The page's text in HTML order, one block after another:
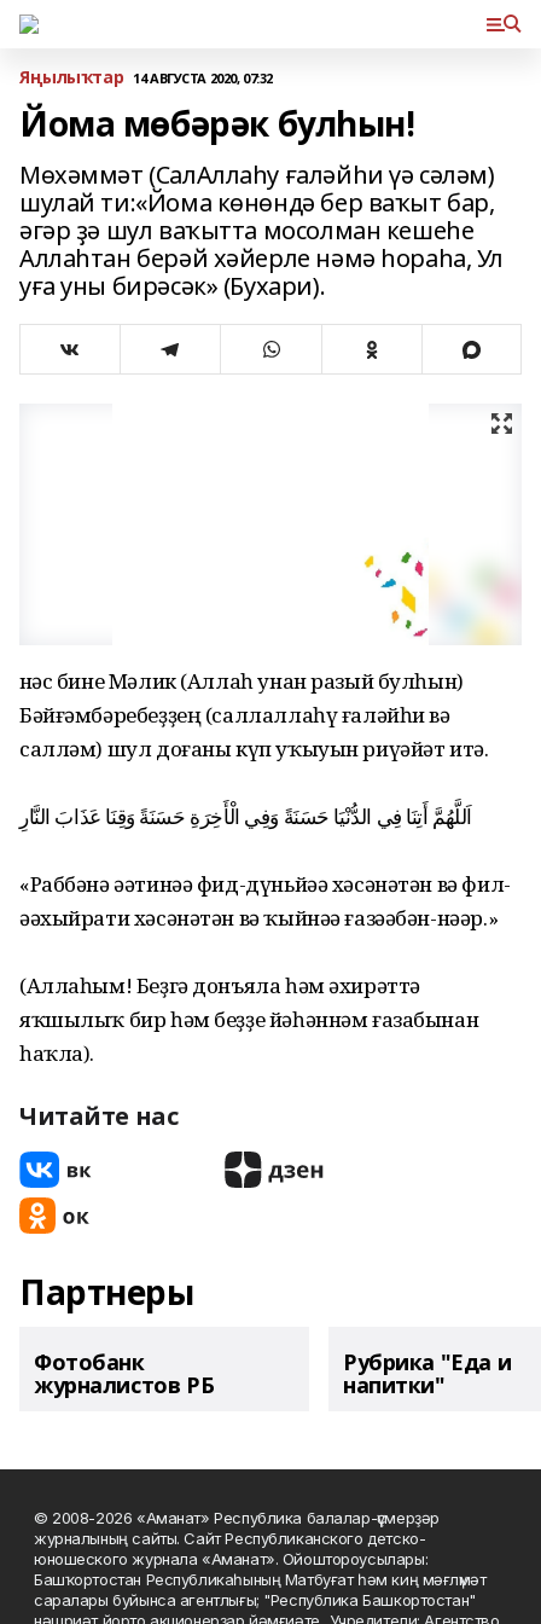
Яңылыҡтар 14 АВГУСТА 2020, 07:32
Йома мөбәрәк булһын!
Мөхәммәт (СалАллаһу ғаләйһи үә сәләм)
шулай ти:«Йома көнөндә бер ваҡыт бар,
әгәр ҙә шул ваҡытта мосолман кешеһе
Аллаһтан берәй хәйерле нәмә һораһа, Ул
уға уны бирәсәк» (Бухари).
Әнәс бине Мәлик (Аллаһ унан разый булһын)
Бәйғәмбәребеҙҙең (саллаллаһү ғаләйһи вә
салләм) шул доғаны күп уҡыуын риүәйәт итә.
اَللَّهُمَّ أَتِنَا فِي الدُّنْيَا حَسَنَةً وَفِي الْأَخِرَةِ حَسَنَةً وَقِنَا عَذَابَ النَّارِ
«Раббәнә әәтинәә фид-дүньйәә хәсәнәтән вә фил-
әәхыйрати хәсәнәтән вә ҡыйнәә ғазәәбән-нәәр.»
(Аллаһым! Беҙгә донъяла һәм әхирәттә
яҡшылыҡ бир һәм беҙҙе йәһәннәм ғазабынан
һаҡла).
Читайте нас
Партнеры
Фотобанк
журналистов РБ
Рубрика "Еда и
напитки"
© 2008-2026 «Аманат» Республика балалар-үҫмерҙәр
журналының сайты. Сайт Республиканского детско-
юношеского журнала «Аманат». Ойоштороусылары:
Башҡортостан Республикаһының Матбуғат һәм киң мәғлүмәт
саралары буйынса агентлығы; "Республика Башкортостан"